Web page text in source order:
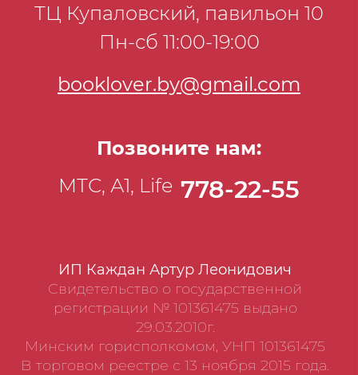
ИП Каждан Артур Леонидович
Свидетельство о государственной
регистрации № 101361475 выдано
29.03.2010г.
Минским горисполкомом, УНП 101361475
В торговом реестре с 13 ноября 2015 года.
ТЦ Купаловский, павильон 10
Пн-сб 11:00-19:00
booklover.by@gmail.com
Позвоните нам:
МТС, А1, Life 778-22-55